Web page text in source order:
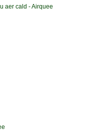
aer cald - Airquee